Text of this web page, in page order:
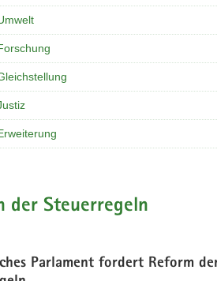
der Steuerregeln
Parlament fordert Reform